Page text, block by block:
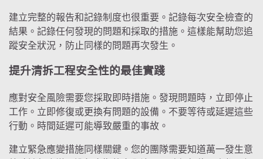
建立完整的報告和記錄制度也很重要。記錄每次安全檢查的
結果。記錄任何發現的問題和採取的措施。這樣能幫助您追
蹤安全狀況，防止同樣的問題再次發生。
提升清拆工程安全性的最佳實踐
應對安全風險需要您採取即時措施。發現問題時，立即停止
工作。立即修復或更換有問題的設備。不要等待或延遲這些
行動。時間延遲可能導致嚴重的事故。
建立緊急應變措施同樣關鍵。您的團隊需要知道萬一發生意